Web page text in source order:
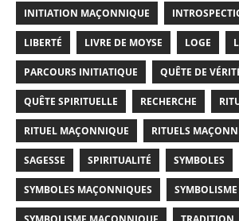
INITIATION MAÇONNIQUE
LIBERTÉ LIVRE DE MOYSE LOGE
PARCOURS INITIATIQUE QUÊTE DE
QUÊTE SPIRITUELLE RECHERCHE
RITUEL MAÇONNIQUE RITUELS
SAGESSE SPIRITUALITÉ SYMBOLES
SYMBOLES MAÇONNIQUES SYMBOLISME